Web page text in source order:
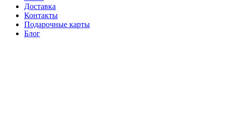
Доставка
Контакты
Подарочные карты
Блог